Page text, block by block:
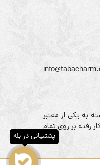
به یکی از معتبر
رفته بر روی تمام
پشتیبانی در بله